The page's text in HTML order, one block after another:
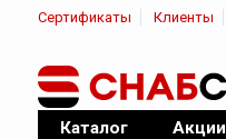
Сертификаты Клиенты
Официальный дилер ПО
Каталог Акции